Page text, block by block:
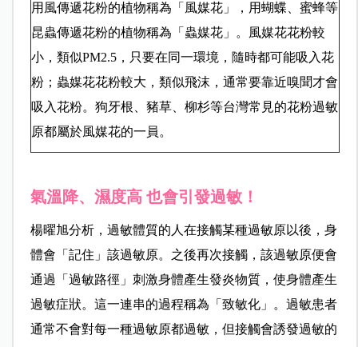
用風傳遞花粉的植物稱為「風媒花」，用蝴蝶、蜜蜂等
昆蟲傳遞花粉的植物稱為「蟲媒花」。風媒花花粉較
小，類似PM2.5，只要在同一環境，隨時都可能吸入花
粉；蟲媒花花粉較大，類似飛沫，通常要靠近嗅聞才會
吸入花粉。狗牙根、豬草、柳杉等台灣常見的花粉過敏
原都屬於風媒花的一員。
氣溫降、濕度高 也會引發過敏！
楊曜旭分析，過敏體質的人在接觸某種過敏原以後，身
體會「記住」該過敏原。之後再次接觸，該過敏原便會
通過「過敏路徑」刺激身體產生發炎物質，使身體產生
過敏症狀。這一連串的過程稱為「致敏化」。過敏患者
通常不會對每一種過敏原都過敏，但接觸會誘發過敏的